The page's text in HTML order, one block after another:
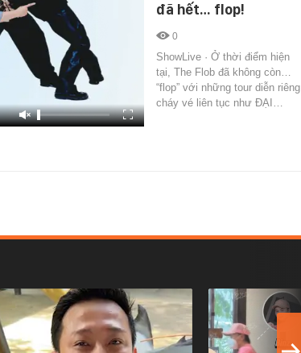
đã hết… flop!
0
ShowLive · Ở thời điểm hiện
tại, The Flob đã không còn…
“flop” với những tour diễn riêng
cháy vé liên tục như ĐẠI…